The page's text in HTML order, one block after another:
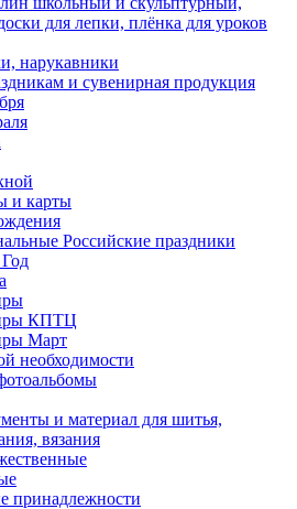
для лепки, плёнка для уроков
нарукавники
и сувенирная продукция
и карты
Российские праздники
КПТЦ
Март
необходимости
и материал для шитья,
вязания
принадлежности